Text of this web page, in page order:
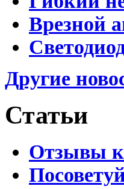
Врезной
Другие
Статьи
Отзывы